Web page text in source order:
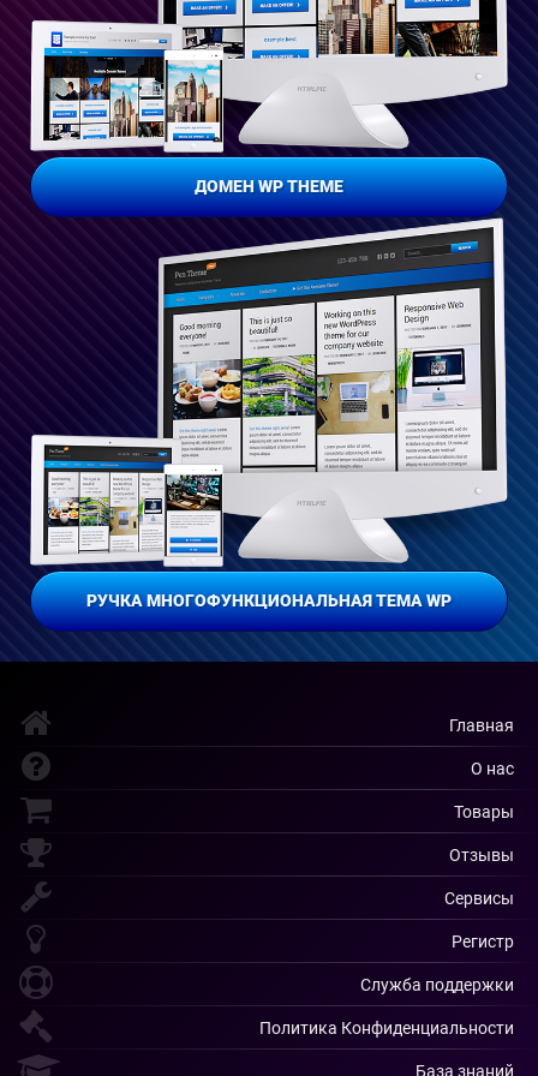
ДОМЕН WP THEME
РУЧКА МНОГОФУНКЦИОНАЛЬНАЯ ТЕМА WP
Главная
О нас
Товары
Отзывы
Сервисы
Регистр
Служба поддержки
Политика Конфиденциальности
База знаний